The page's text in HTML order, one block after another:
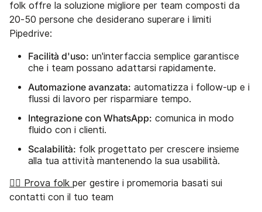
folk offre la soluzione migliore per team composti da
20-50 persone che desiderano superare i limiti
Pipedrive:
Facilità d'uso: un'interfaccia semplice garantisce
che i team possano adattarsi rapidamente.
Automazione avanzata: automatizza i follow-up e i
flussi di lavoro per risparmiare tempo.
Integrazione con WhatsApp: comunica in modo
fluido con i clienti.
Scalabilità: folk progettato per crescere insieme
alla tua attività mantenendo la sua usabilità.
👉🏼 Prova folk per gestire i promemoria basati sui
contatti con il tuo team